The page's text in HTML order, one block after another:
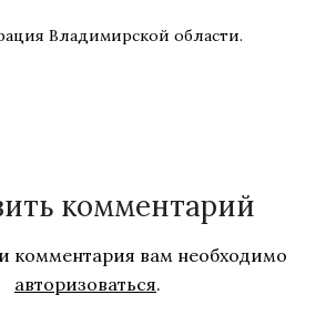
Владимирской области.
комментарий
комментария вам необходимо
авторизоваться.